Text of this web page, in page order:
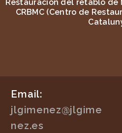
Restauración del retablo de
CRBMC (Centro de
Email:
jlgimenez@jlgime
nez.es